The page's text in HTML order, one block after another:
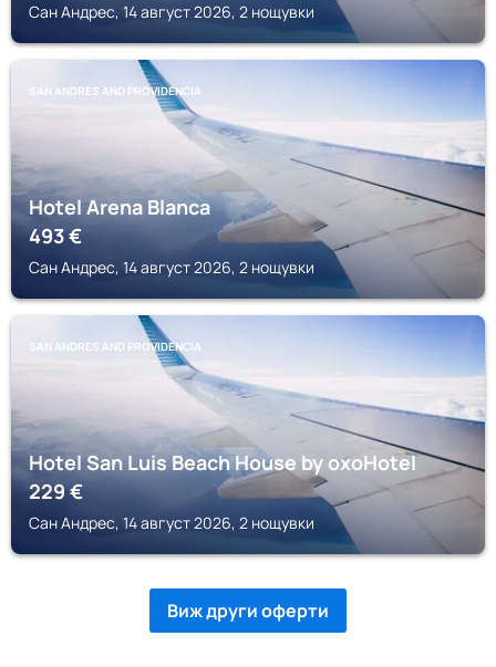
Сан Андрес, 14 август 2026, 2 нощувки
SAN ANDRES AND PROVIDENCIA
Hotel Arena Blanca
493€
Сан Андрес, 14 август 2026, 2 нощувки
SAN ANDRES AND PROVIDENCIA
Hotel San Luis Beach House by oxoHotel
229€
Сан Андрес, 14 август 2026, 2 нощувки
Виж други оферти